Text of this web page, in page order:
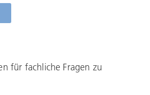
für fachliche Fragen zu